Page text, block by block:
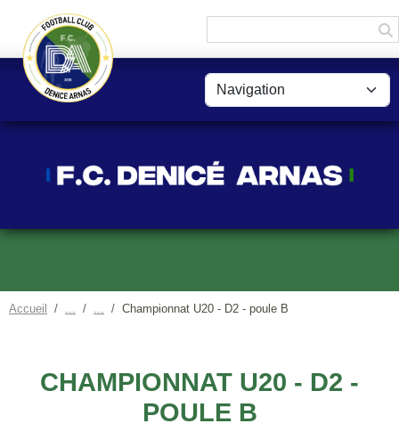
Accueil Championnat U20 - D2 - poule B
CHAMPIONNAT U20 - D2 -
POULE B
Panneau de gestion des cookies